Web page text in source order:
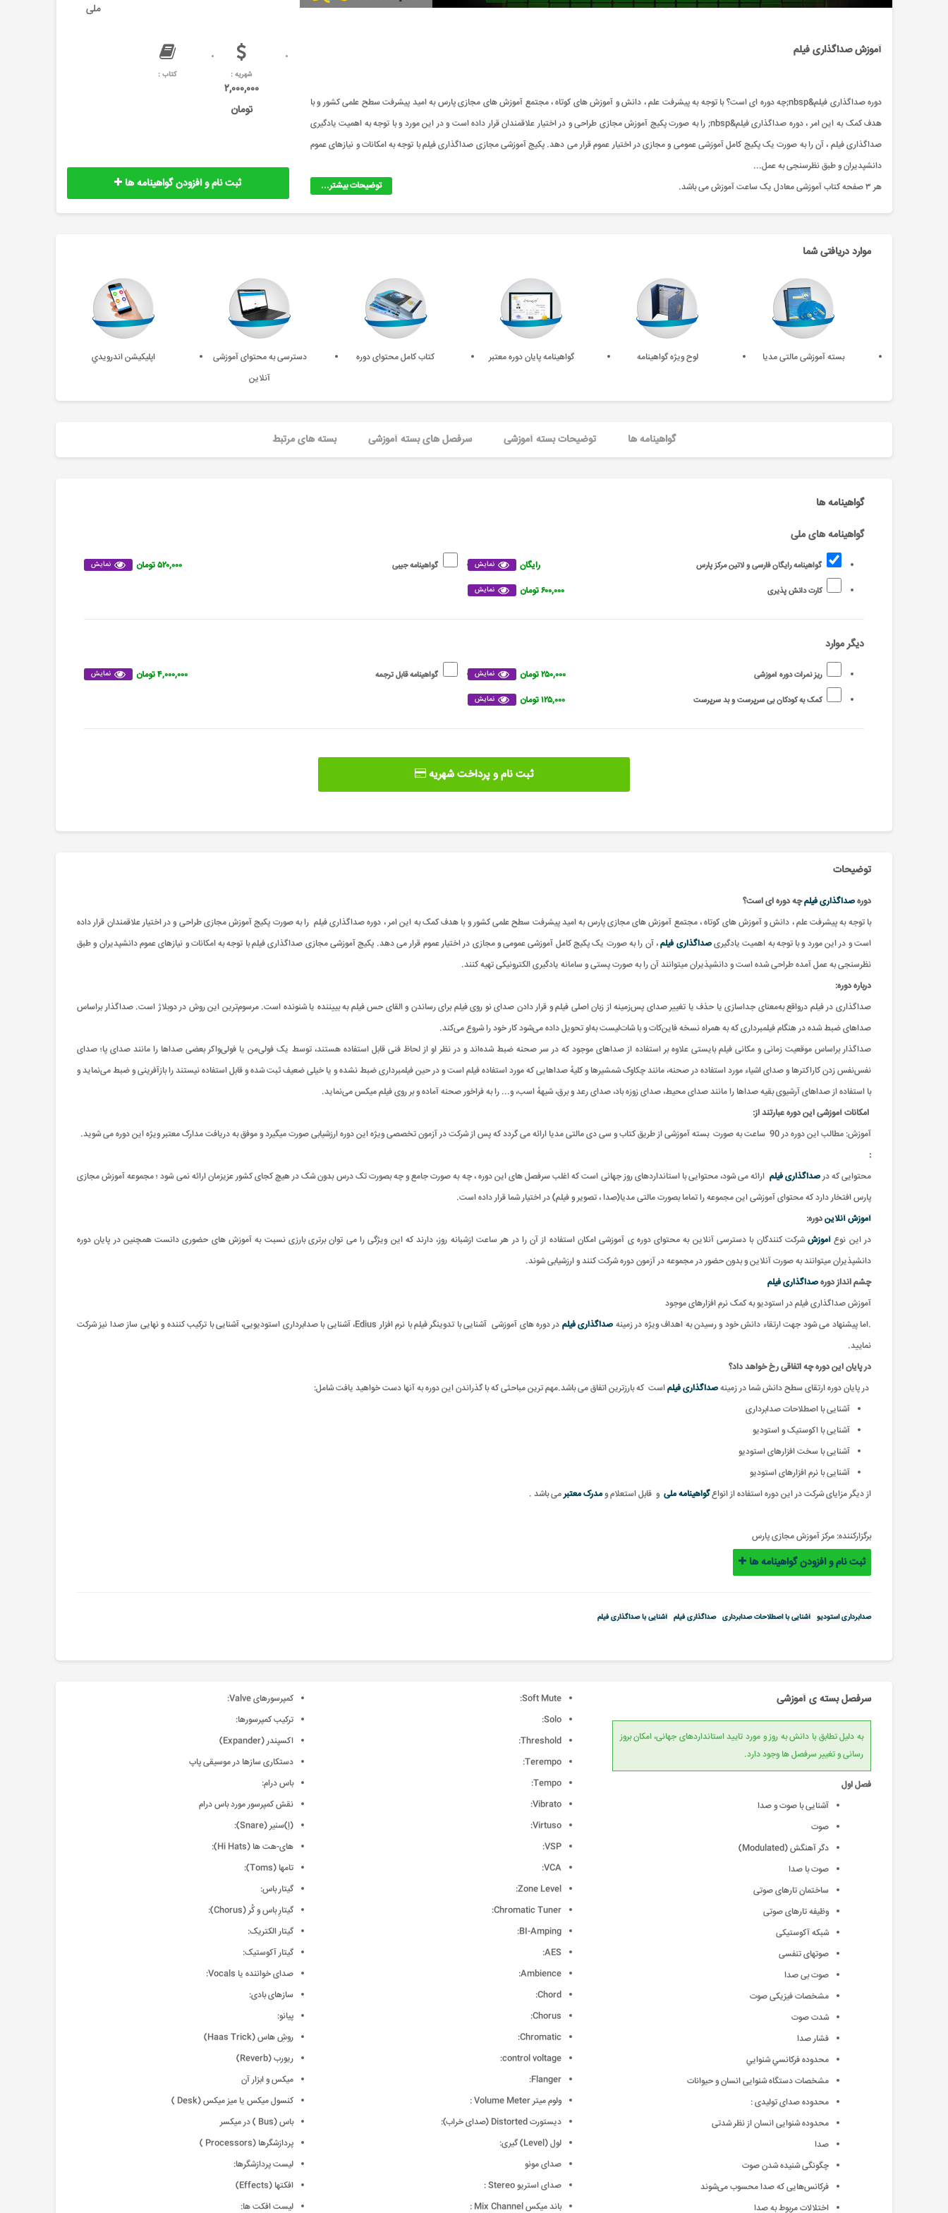
آموزش صداگذاری فیلم
دوره صداگذاری فیلم&nbsp;چه دوره ای است؟ با توجه به پیشرفت علم ، دانش و آموزش های کوتاه ، مجتمع آموزش های مجازی پارس به امید پیشرفت سطح علمی کشور و با
هدف کمک به این امر ، دوره صداگذاری فیلم&nbsp; را به صورت پکیج آموزش مجازی طراحی و در اختیار علاقمندان قرار داده است و در این مورد و با توجه به اهمیت یادگیری
صداگذاری فیلم ، آن را به صورت یک پکیج کامل آموزشی عمومی و مجازی در اختیار عموم قرار می دهد. پکیج آموزشی مجازی صداگذاری فیلم با توجه به امکانات و نیازهای عموم
دانشپدیران و طبق نظرسنجی به عمل...
توضیحات بیشتر...
هر ۳ صفحه کتاب آموزشی معادل یک ساعت آموزش می باشد.
ملی
شهریه :
۲,۰۰۰,۰۰۰
تومان
کتاب :
ثبت نام و افزودن گواهینامه ها
موارد دریافتی شما
بسته آموزشی مالتی مدیا لوح ویژه گواهینامه گواهینامه پایان دوره معتبر کتاب کامل محتوای دوره
دسترسی به محتوای آموزشی
آنلاین
اپليکيشن اندرويدي
گواهینامه ها توضیحات بسته آموزشی سرفصل های بسته آموزشی بسته های مرتبط
گواهینامه ها
گواهینامه های ملی
گواهینامه رایگان فارسی و لاتین مرکز پارس نمایش رایگان
کارت دانش پذیری نمایش ۶۰۰,۰۰۰ تومان
گواهینامه جیبی نمایش ۵۲۰,۰۰۰ تومان
دیگر موارد
ریز نمرات دوره آموزشی نمایش ۲۵۰,۰۰۰ تومان
کمک به کودکان بی سرپرست و بد سرپرست نمایش ۱۲۵,۰۰۰ تومان
گواهینامه قابل ترجمه نمایش ۴,۰۰۰,۰۰۰ تومان
ثبت نام و پرداخت شهریه
توضیحات
دورهصداگذاری فیلمچه دوره ای است؟
با توجه به پیشرفت علم ، دانش و آموزش های کوتاه ، مجتمع آموزش های مجازی پارس به امید پیشرفت سطح علمی کشور و با هدف کمک به این امر ، دوره صداگذاری فیلم را به صورت پکیج آموزش مجازی طراحی و در اختیار علاقمندان قرار داده
است و در این مورد و با توجه به اهمیت یادگیریصداگذاری فیلم، آن را به صورت یک پکیج کامل آموزشی عمومی و مجازی در اختیار عموم قرار می دهد. پکیج آموزشی مجازی صداگذاری فیلم با توجه به امکانات و نیازهای عموم دانشپدیران و طبق
نظرسنجی به عمل آمده طراحی شده است و دانشپذیران میتوانند آن را به صورت پستی و سامانه یادگیری الکترونیکی تهیه کنند.
درباره دوره:
صداگذاری در فیلم درواقع به‌معنای جداسازی یا حذف یا تغییر صدای پس‌زمینه از زبان اصلی فیلم و قرار دادن صدای نو روی فیلم برای رساندن و القای حس فیلم به بییننده یا شنونده است. مرسوم‌ترین این روش در دوبلاژ است. صداگذار براساس
صداهای ضبط شده در هنگام فیلمبرداری که به همراه نسخه فاین‌کات و با شات‌لیست به‌او تحویل داده می‌شود کار خود را شروع می‌کند.
صداگذار براساس موقعیت زمانی و مکانی فیلم بایستی علاوه بر استفاده از صداهای موجود که در سر صحنه ضبط شده‌اند و در نظر او از لحاظ فنی قابل استفاده هستند، توسط یک فولی‌من یا فولی‌واکر بعضی صداها را مانند صدای پا؛ صدای
نفس‌نفس زدن کاراکترها و صدای اشیاء مورد استفاده در صحنه، مانند چکاوک شمشیرها و کلیهٔ صداهایی که مورد استفاده فیلم است و در حین فیلمبرداری ضبط نشده و یا خیلی ضعیف ثبت شده و قابل استفاده نیستند را بازآفرینی و ضبط می‌نماید و
با استفاده از صداهای آرشیوی بقیه صداها را مانند صدای محیط، صدای زوزه باد، صدای رعد و برق، شیههٔ اسب، و... را به فراخور صحنه آماده و بر روی فیلم میکس می‌نماید.
امکانات آموزشی این دوره عبارتند از:
آموزش: مطالب این دوره در 90 ساعت به صورت بسته آموزشی از طریق کتاب و سی دی مالتی مدیا ارائه می گردد که پس از شرکت در آزمون تخصصی ویژه این دوره ارزشیابی صورت میگیرد و موفق به دریافت مدارک معتبر ویژه این دوره می شوید.
:
محتوایی که درصداگذاری فیلم ارائه می شود، محتوایی با استانداردهای روز جهانی است که اغلب سرفصل های این دوره ، چه به صورت جامع و چه بصورت تک درس بدون شک در هیچ کجای کشور عزیزمان ارائه نمی شود ؛ مجموعه آموزش مجازی
پارس افتخار دارد که محتوای آموزشی این مجموعه را تماما بصورت مالتی مدیا(صدا ، تصویر و فیلم) در اختیار شما قرار داده است.
آموزش آنلایندوره:
در این نوع آموزششرکت کنندگان با دسترسی آنلاین به محتوای دوره ی آموزشی امکان استفاده از آن را در هر ساعت ازشبانه روز، دارند که این ویژگی را می توان برتری بارزی نسبت به آموزش های حضوری دانست همچنین در پایان دوره
دانشپذیران میتوانند به صورت آنلاین و بدون حضور در مجموعه در آزمون دوره شرکت کنند و ارزشیابی شوند.
چشم انداز دورهصداگذاری فیلم
آموزش صداگذاری فیلم در استودیو به کمک نرم افزارهای موجود
.اما پیشنهاد می شود جهت ارتقاء دانش خود و رسیدن به اهداف ویژه در زمینه صداگذاری فیلم
در دوره های آموزشی آشنایی با تدوینگر فیلم با نرم افزار Edius، آشنایی با صدابرداری استودیویی، آشنایی با ترکیب کننده و نهایی ساز صدا نیز شرکت
نمایید.
در پایان این دوره چه اتفاقی رخ خواهد داد؟
در پایان دوره ارتقای سطح دانش شما در زمینهصداگذاری فیلماست که بارزترین اتفاق می باشد.مهم ترین مباحثی که با گذراندن این دوره به آنها دست خواهید یافت شامل:
آشنایی با اصطلاحات صدابرداری
آشنایی با اکوستیک و استودیو
آشنایی با سخت افزارهای استودیو
آشنایی با نرم افزارهای استودیو
از دیگر مزایای شرکت در این دوره استفاده از انواعگواهینامه ملی و قابل استعلام ومدرک معتبرمی باشد .
برگزارکننده: مرکز آموزش مجازی پارس
ثبت نام و افزودن گواهینامه ها
صدابرداری استودیو آشنایی با اصطلاحات صدابرداری صداگذاری فیلم آشنایی با صداگذاری فیلم
سرفصل بسته ی آموزشی
به دلیل تطابق با دانش به روز و مورد تایید استانداردهای جهانی، امکان بروز
رسانی و تغییر سرفصل ها وجود دارد.
فصل اول
آشنایی با صوت و صدا
صوت
دگر آهنگش (Modulated)
صوت با صدا
ساختمان تارهای صوتی
وظیفه تارهای صوتی
شبکه آکوستیکی
صوتهای تنفسی
صوت بی صدا
مشخصات فیزیکی صوت
شدت صوت
فشار صدا
محدوده فرکانسي شنوايي
مشخصات دستگاه شنوایی انسان و حیوانات
محدوده صدای تولیدی :
محدوده شنوایی انسان از نظر شدتی
صدا
چگونگی شنیده شدن صوت
فرکانس‌هایی که صدا محسوب می‌شوند
اختلالات مربوط به صدا
Soft Mute:
Solo:
Threshold:
Terempo:
Tempo:
Vibrato:
Virtuso:
VSP:
VCA:
Zone Level:
Chromatic Tuner:
BI-Amping:
AES:
Ambience:
Chord:
Chorus:
Chromatic:
control voltage:
Flanger:
ولوم میتر Volume Meter :
دیستورت Distorted (صدای خراب):
لول (Level) گیری:
صدای مونو
صدای استریو Stereo :
باند میکس Mix Channel :
کمپرسورهای Valve:
ترکیب کمپرسورها:
اکسپندر (Expander)
دستکاری سازها در موسیقی پاپ
باس درام:
نقش کمپرسور مورد باس درام
(اِ)سنیر (Snare):
های-هت ها (Hi Hats):
تام‍ها (Toms):
گیتار باس:
گیتارِ باس و کُر (Chorus):
گیتار الکتریک:
گیتار آکوستیک:
صدای خواننده یا Vocals:
سازهای بادی:
پیانو:
روشِ هاس (Haas Trick)
ریورب (Reverb)
میکس و ابزار آن
کنسول میکس یا میز میکس (Desk )
باس (Bus ) در میکسر
پردازشگرها (Processors )
لیست پردازشگرها:
افکت‍ها (Effects)
لیست افکت ها: